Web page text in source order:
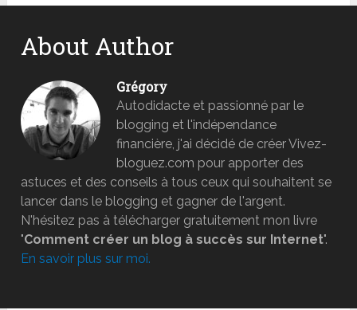
About Author
Grégory
Autodidacte et passionné par le
blogging et l'indépendance
financière, j'ai décidé de créer Vivez-
bloguez.com pour apporter des
astuces et des conseils à tous ceux qui souhaitent se
lancer dans le blogging et gagner de l'argent.
N'hésitez pas à télécharger gratuitement mon livre
"Comment créer un blog à succès sur Internet".
En savoir plus sur moi.